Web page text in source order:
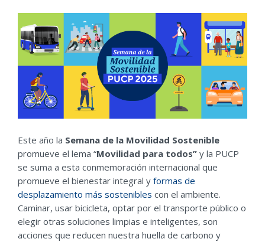
Este año la Semana de la Movilidad Sostenible
promueve el lema “Movilidad para todos” y la PUCP
se suma a esta conmemoración internacional que
promueve el bienestar integral y formas de
desplazamiento más sostenibles con el ambiente.
Caminar, usar bicicleta, optar por el transporte público o
elegir otras soluciones limpias e inteligentes, son
acciones que reducen nuestra huella de carbono y